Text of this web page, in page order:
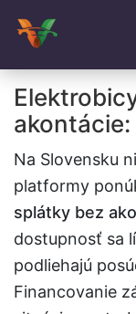
Na Slovensku
platformy
splátky bez
dostupnosť sa
podliehajú
Financovanie